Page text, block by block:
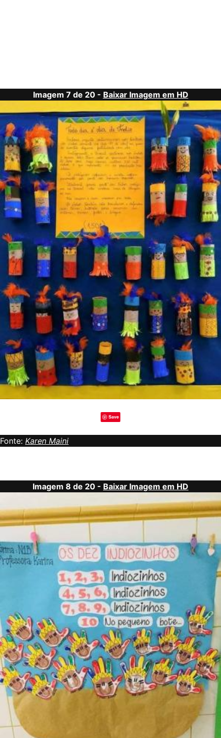
Imagem 7 de 20 - Baixar Imagem em HD
Save
Fonte: Karen Maini
Imagem 8 de 20 - Baixar Imagem em HD